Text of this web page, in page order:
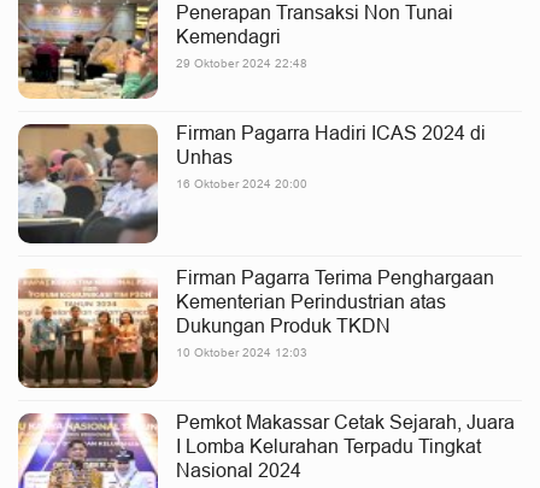
Penerapan Transaksi Non Tunai
Kemendagri
29 Oktober 2024 22:48
Firman Pagarra Hadiri ICAS 2024 di
Unhas
16 Oktober 2024 20:00
Firman Pagarra Terima Penghargaan
Kementerian Perindustrian atas
Dukungan Produk TKDN
10 Oktober 2024 12:03
Pemkot Makassar Cetak Sejarah, Juara
I Lomba Kelurahan Terpadu Tingkat
Nasional 2024